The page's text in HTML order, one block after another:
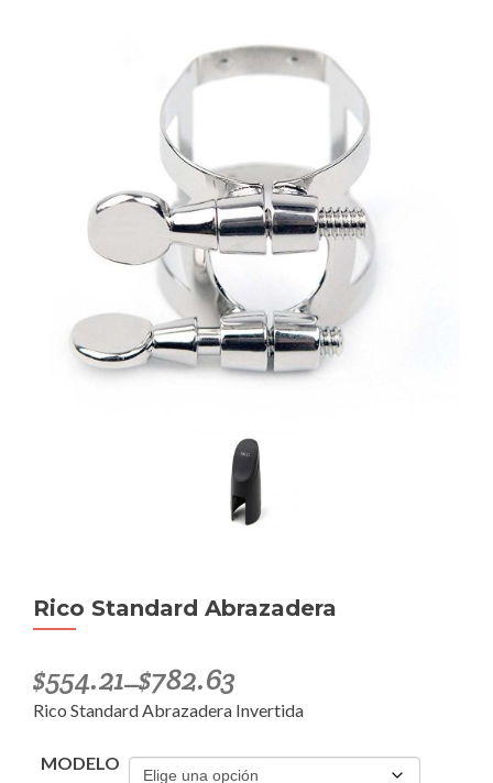
Rico Standard Abrazadera
$554.21–$782.63
Rico Standard Abrazadera Invertida
MODELO